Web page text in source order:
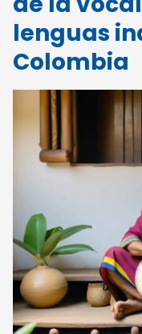
lenguas
Colombia